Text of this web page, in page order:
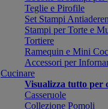
Teglie e Pirofile
Set Stampi
Stampi per Torte e
Tortiere
Ramequin e Mini
Accessori per
Cucinare
Visualizza tutto per
Casseruole
Collezione Pomoli